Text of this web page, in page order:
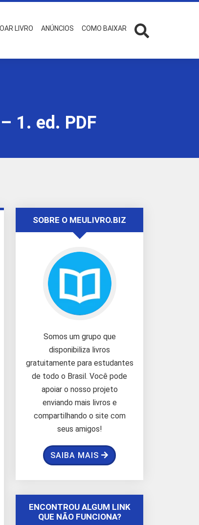
LIVRO ANÚNCIOS COMO BAIXAR
1. ed. PDF
SOBRE O MEULIVRO.BIZ
Somos um grupo que
disponibiliza livros
gratuitamente para estudantes
de todo o Brasil. Você pode
apoiar o nosso projeto
enviando mais livros e
compartilhando o site com
seus amigos!
SAIBA MAIS
ENCONTROU ALGUM LINK
QUE NÃO FUNCIONA?